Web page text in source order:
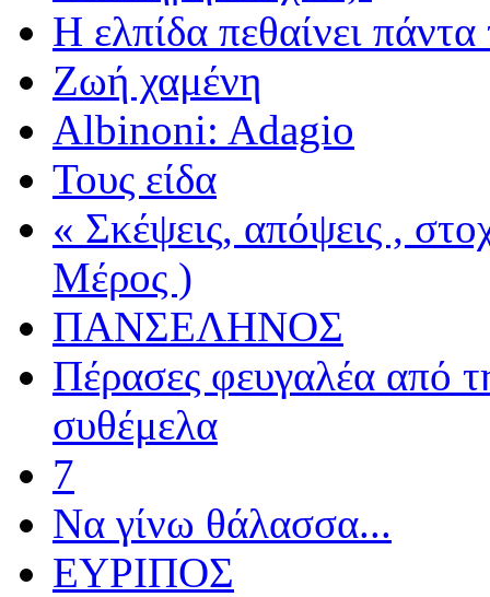
Η ελπίδα πεθαίνει πάντα
Ζωή χαμένη
Albinoni: Adagio
Τους είδα
« Σκέψεις, απόψεις ,
Μέρος )
ΠΑΝΣΕΛΗΝΟΣ
Πέρασες φευγαλέα από
συθέμελα
7
Να γίνω θάλασσα...
ΕΥΡΙΠΟΣ